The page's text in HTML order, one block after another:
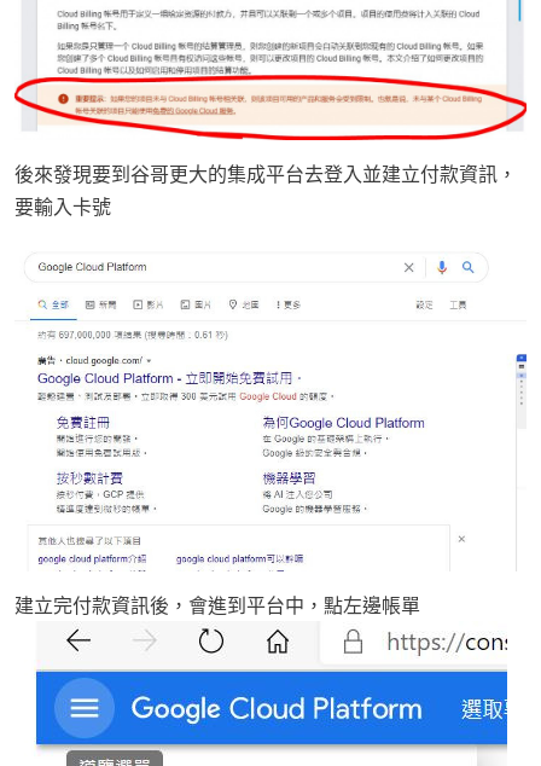
後來發現要到谷哥更大的集成平台去登入並建立付款資訊，
要輸入卡號
建立完付款資訊後，會進到平台中，點左邊帳單